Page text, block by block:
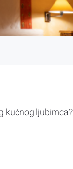
kućnog ljubimca?